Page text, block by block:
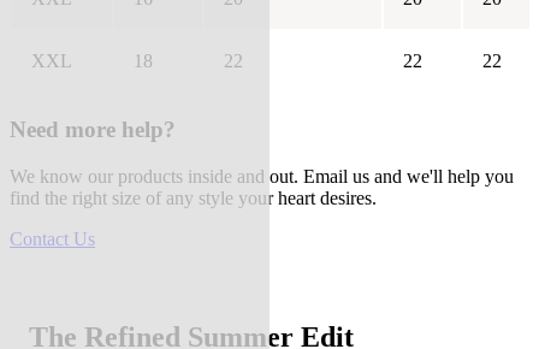
XXL 18 22 22 22
Need more help?
We know our products inside and out. Email us and we'll help you
find the right size of any style your heart desires.
Contact Us
The Refined Summer Edit